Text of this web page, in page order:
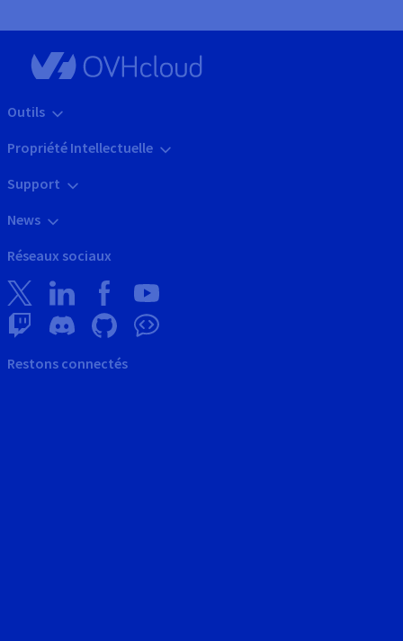
Outils
Propriété Intellectuelle
Support
News
Réseaux sociaux
Restons connectés